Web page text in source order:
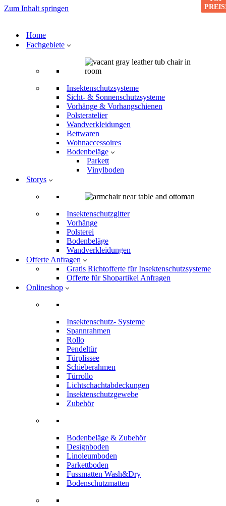
Zum Inhalt springen
Home
Fachgebiete
Insektenschutzsysteme
Sicht- & Sonnenschutzsysteme
Vorhänge & Vorhangschienen
Polsteratelier
Wandverkleidungen
Bettwaren
Wohnaccessoires
Bodenbeläge
Parkett
Vinylboden
Storys
Insektenschutzgitter
Vorhänge
Polsterei
Bodenbeläge
Wandverkleidungen
Offerte Anfragen
Gratis Richtofferte für Insektenschutzsysteme
Offerte für Shopartikel Anfragen
Onlineshop
Insektenschutz- Systeme
Spannrahmen
Rollo
Pendeltür
Türplissee
Schieberahmen
Türrollo
Lichtschachtabdeckungen
Insektenschutzgewebe
Zubehör
Bodenbeläge & Zubehör
Designboden
Linoleumboden
Parkettboden
Fussmatten Wash&Dry
Bodenschutzmatten